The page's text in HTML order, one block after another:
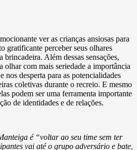
ver as crianças ansiosas para
gratificante perceber seus olhares
brincadeira. Além dessas sensações,
olhar com mais seriedade a importância
nos desperta para as potencialidades
coletivas durante o recreio. E mesmo
podem ser uma ferramenta importante
de identidades e de relações.
é “voltar ao seu time sem ter
vai até o grupo adversário e bate,